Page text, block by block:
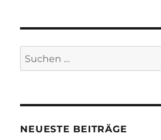
Suchen
nach:
NEUESTE BEITRÄGE